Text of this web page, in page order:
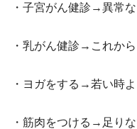
・子宮がん健診→異常な
・乳がん健診→これから
・ヨガをする→若い時よ
・筋肉をつける→足りな